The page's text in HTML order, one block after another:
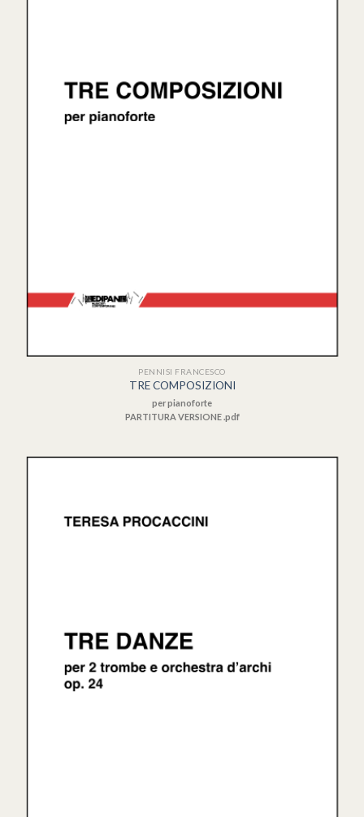
PENNISI FRANCESCO
TRE COMPOSIZIONI
per pianoforte
PARTITURA VERSIONE .pdf